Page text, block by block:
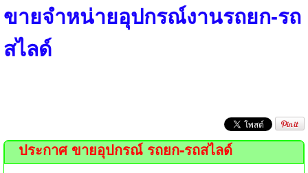
ขายจำหน่ายอุปกรณ์งานรถยก-รถ
สไลด์
ประกาศ ขายอุปกรณ์ รถยก-รถสไลด์